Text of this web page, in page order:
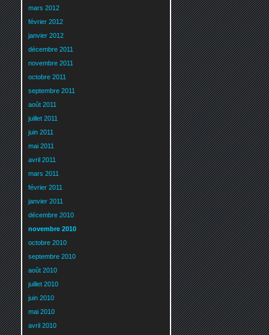
mars 2012
février 2012
janvier 2012
décembre 2011
novembre 2011
octobre 2011
septembre 2011
août 2011
juillet 2011
juin 2011
mai 2011
avril 2011
mars 2011
février 2011
janvier 2011
décembre 2010
novembre 2010
octobre 2010
septembre 2010
août 2010
juillet 2010
juin 2010
mai 2010
avril 2010